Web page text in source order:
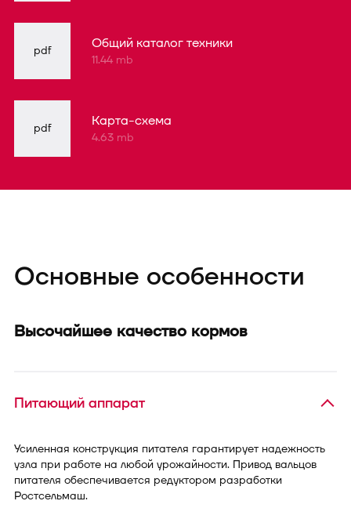
pdf Общий каталог техники
11.44 mb
pdf Карта-схема
4.63 mb
Основные особенности
Высочайшее качество кормов
Питающий аппарат
Усиленная конструкция питателя гарантирует надежность
узла при работе на любой урожайности. Привод вальцов
питателя обеспечивается редуктором разработки
Ростсельмаш.